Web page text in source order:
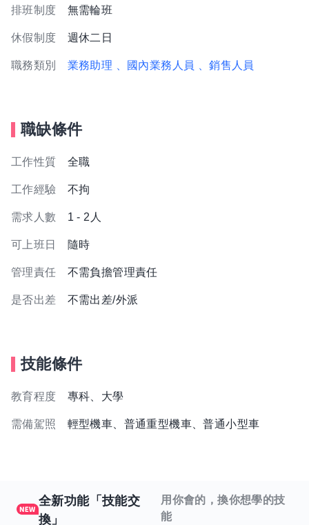
排班制度 無需輪班
休假制度 週休二日
職務類別 業務助理 、國內業務人員 、銷售人員
職缺條件
工作性質 全職
工作經驗 不拘
需求人數 1 - 2人
可上班日 隨時
管理責任 不需負擔管理責任
是否出差 不需出差/外派
技能條件
教育程度 專科、大學
需備駕照 輕型機車、普通重型機車、普通小型車
全新功能「技能交
換」
用你會的，換你想學的技
能